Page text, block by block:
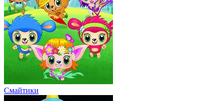
Смайтики